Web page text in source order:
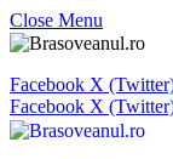
Close Menu
Facebook X
Facebook X